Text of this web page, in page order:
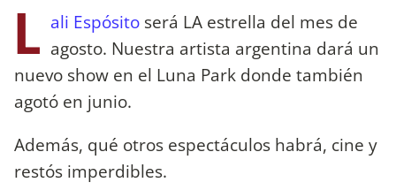
L ali Espósito será LA estrella del mes de
agosto. Nuestra artista argentina dará un
nuevo show en el Luna Park donde también
agotó en junio.
Además, qué otros espectáculos habrá, cine y
restós imperdibles.